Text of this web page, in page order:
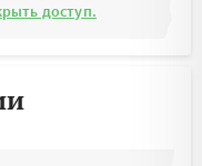
доступ.